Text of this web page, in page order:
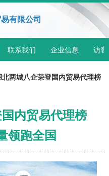
有限公司
联系我们 企业信息 访客
北两城八企荣登国内贸易代理榜
内贸易代理榜
领跑全国